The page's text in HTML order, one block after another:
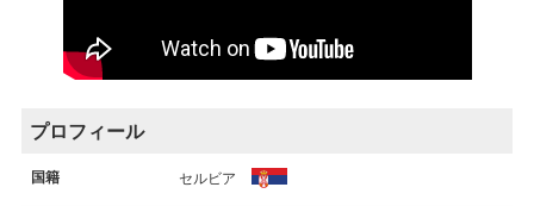
プロフィール
国籍 セルビア